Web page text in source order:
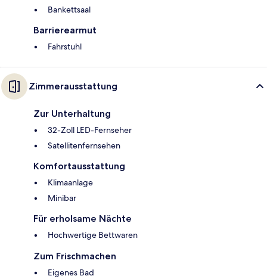
Bankettsaal
Barrierearmut
Fahrstuhl
Zimmerausstattung
Zur Unterhaltung
32-Zoll LED-Fernseher
Satellitenfernsehen
Komfortausstattung
Klimaanlage
Minibar
Für erholsame Nächte
Hochwertige Bettwaren
Zum Frischmachen
Eigenes Bad